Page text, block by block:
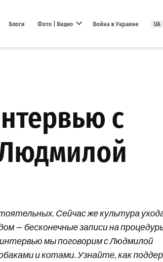
Блоги Фото | Видео Война в Украине UA
с
Сейчас же культура
— бесконечные записи на
мы поговорим с Людмилой
и котами. Узнайте, как